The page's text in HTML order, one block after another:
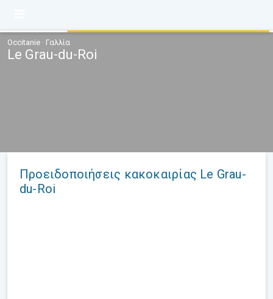
Occitanie · Γαλλία
Le Grau-du-Roi
Προειδοποιήσεις κακοκαιρίας Le Grau-
du-Roi